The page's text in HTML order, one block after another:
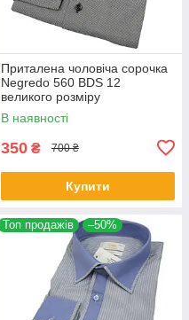
Приталена чоловіча сорочка
Negredo 560 BDS 12
великого розміру
В наявності
350 ₴ 700 ₴
Купити
Топ продажів –50%